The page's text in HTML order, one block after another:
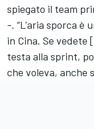
spiegato il team
-. “L'aria sporca è
in Cina. Se vedete
testa alla sprint,
che voleva, anche